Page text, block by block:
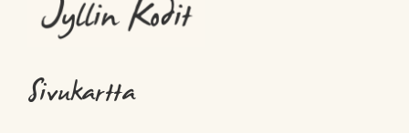
Sivukartta